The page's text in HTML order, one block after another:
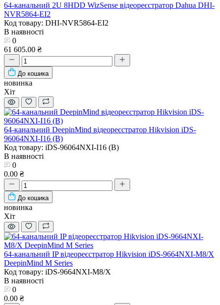
64-канальний 2U 8HDD WizSense відеореєстратор Dahua DHI-
NVR5864-EI2
Код товару: DHI-NVR5864-EI2
В наявності
0
61 605.00 ₴
До кошика
новинка
Хіт
64-канальний DeepinMind відеореєстратор Hikvision iDS-
96064NXI-I16 (B)
Код товару: iDS-96064NXI-I16 (B)
В наявності
0
0.00 ₴
До кошика
новинка
Хіт
64-канальний IP відеореєстратор Hikvision iDS-9664NXI-M8/X
DeepinMind M Series
Код товару: iDS-9664NXI-M8/X
В наявності
0
0.00 ₴